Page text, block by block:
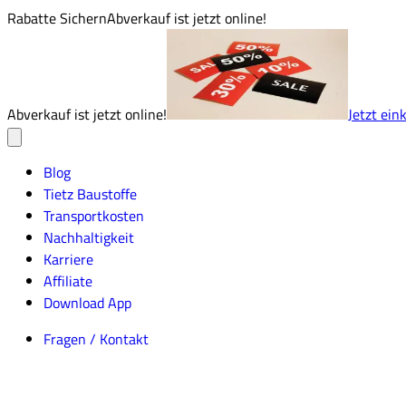
Rabatte SichernAbverkauf ist jetzt online!
Abverkauf ist jetzt online! Jetzt
Blog
Tietz Baustoffe
Transportkosten
Nachhaltigkeit
Karriere
Affiliate
Download App
Fragen / Kontakt